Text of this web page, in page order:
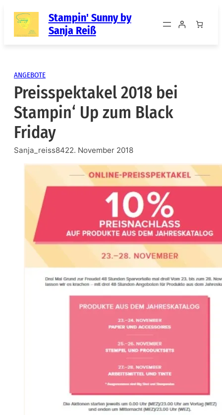
Inhalt
springen
Stampin' Sunny by
Sanja Reiß
ANGEBOTE
Preisspektakel 2018 bei
Stampin‘ Up zum Black
Friday
Sanja_reiss8422. November 2018